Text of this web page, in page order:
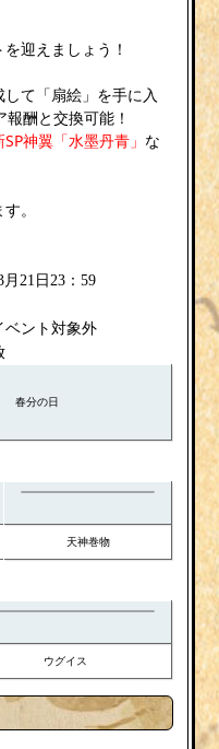
迎えましょう！
て「扇絵」を手に入
報酬と交換可能！
SP神翼「水墨丹青」 な
。
21日23：59
ベント対象外
春分の日
天神巻物
ウグイス